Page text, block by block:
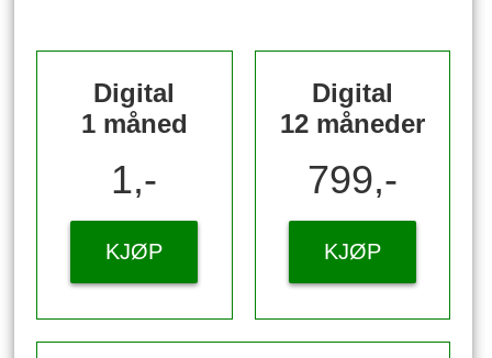
Digital
1 måned
1,-
KJØP
Digital
12 måneder
799,-
KJØP